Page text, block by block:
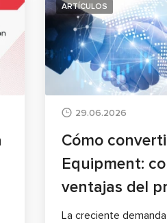
ARTÍCULOS
29.06.2026
Cómo
Equipment:
ventajas del
La creciente